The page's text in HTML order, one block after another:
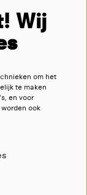
met de
Cloud Data Processing
Wij
om het
te maken
en voor
ook